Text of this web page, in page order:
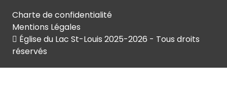
Église du Lac St-Louis 2025-2026 - Tous droits
réservés
Charte de confidentialité
Mentions Légales